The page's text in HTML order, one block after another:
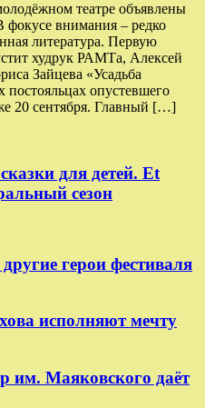
театре объявлены
внимания – редко
литература. Первую
худрук РАМТа, Алексей
Зайцева «Усадьба
опустевшего
20 сентября. Главный […]
для детей. Et
сезон
герои фестиваля
исполняют мечту
им. Маяковского даёт